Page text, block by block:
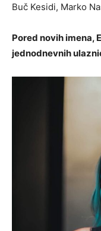
Buč Kesidi, Marko
Pored novih imena,
jednodnevnih